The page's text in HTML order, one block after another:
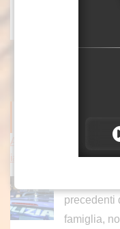
Aggredisce la moglie e
ia
La polizia
precedenti
famiglia,